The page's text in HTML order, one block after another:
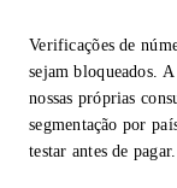
Verificações de
sejam bloqueados.
nossas próprias
segmentação por
testar antes de pagar.